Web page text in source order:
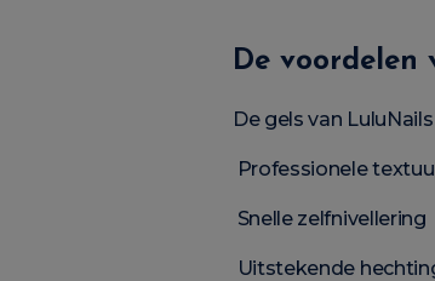
De voordelen
De gels van
Professionele
Snelle zelfnivellering
Uitstekende